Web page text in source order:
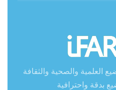
العلمية والصحية والثقافة
بدقة واحترافية